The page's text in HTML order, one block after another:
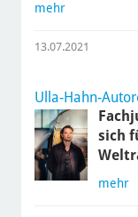
mehr
13.07.2021
Ulla-Hahn-
sich
mehr